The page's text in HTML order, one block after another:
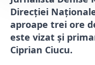
Direcției
aproape trei ore
este vizat și
Ciprian Ciucu.